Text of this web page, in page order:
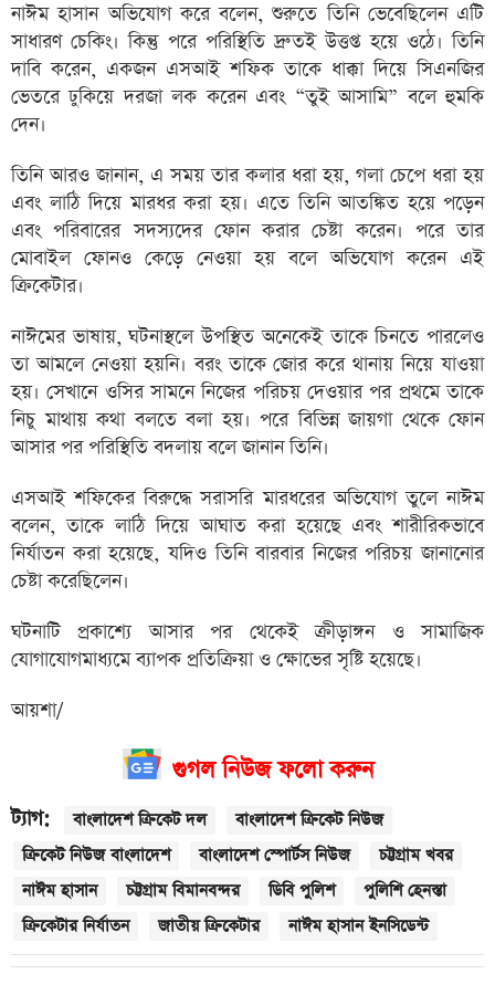
নাঈম হাসান অভিযোগ করে বলেন, শুরুতে তিনি ভেবেছিলেন এটি
সাধারণ চেকিং। কিন্তু পরে পরিস্থিতি দ্রুতই উত্তপ্ত হয়ে ওঠে। তিনি
দাবি করেন, একজন এসআই শফিক তাকে ধাক্কা দিয়ে সিএনজির
ভেতরে ঢুকিয়ে দরজা লক করেন এবং “তুই আসামি” বলে হুমকি
দেন।
তিনি আরও জানান, এ সময় তার কলার ধরা হয়, গলা চেপে ধরা হয়
এবং লাঠি দিয়ে মারধর করা হয়। এতে তিনি আতঙ্কিত হয়ে পড়েন
এবং পরিবারের সদস্যদের ফোন করার চেষ্টা করেন। পরে তার
মোবাইল ফোনও কেড়ে নেওয়া হয় বলে অভিযোগ করেন এই
ক্রিকেটার।
নাঈমের ভাষায়, ঘটনাস্থলে উপস্থিত অনেকেই তাকে চিনতে পারলেও
তা আমলে নেওয়া হয়নি। বরং তাকে জোর করে থানায় নিয়ে যাওয়া
হয়। সেখানে ওসির সামনে নিজের পরিচয় দেওয়ার পর প্রথমে তাকে
নিচু মাথায় কথা বলতে বলা হয়। পরে বিভিন্ন জায়গা থেকে ফোন
আসার পর পরিস্থিতি বদলায় বলে জানান তিনি।
এসআই শফিকের বিরুদ্ধে সরাসরি মারধরের অভিযোগ তুলে নাঈম
বলেন, তাকে লাঠি দিয়ে আঘাত করা হয়েছে এবং শারীরিকভাবে
নির্যাতন করা হয়েছে, যদিও তিনি বারবার নিজের পরিচয় জানানোর
চেষ্টা করেছিলেন।
ঘটনাটি প্রকাশ্যে আসার পর থেকেই ক্রীড়াঙ্গন ও সামাজিক
যোগাযোগমাধ্যমে ব্যাপক প্রতিক্রিয়া ও ক্ষোভের সৃষ্টি হয়েছে।
আয়শা/
গুগল নিউজ ফলো করুন
ট্যাগ: বাংলাদেশ ক্রিকেট দল
বাংলাদেশ ক্রিকেট নিউজ
ক্রিকেট নিউজ বাংলাদেশ
বাংলাদেশ স্পোর্টস নিউজ
চট্টগ্রাম খবর
নাঈম হাসান
চট্টগ্রাম বিমানবন্দর ডিবি পুলিশ
পুলিশি হেনস্তা
ক্রিকেটার নির্যাতন
জাতীয় ক্রিকেটার নাঈম হাসান ইনসিডেন্ট